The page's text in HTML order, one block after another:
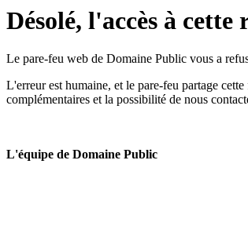
Désolé, l'accès à cette
Le pare-feu web de Domaine Public vous a
L'erreur est humaine, et le pare-feu partage
complémentaires et la possibilité de nous
L'équipe de Domaine Public